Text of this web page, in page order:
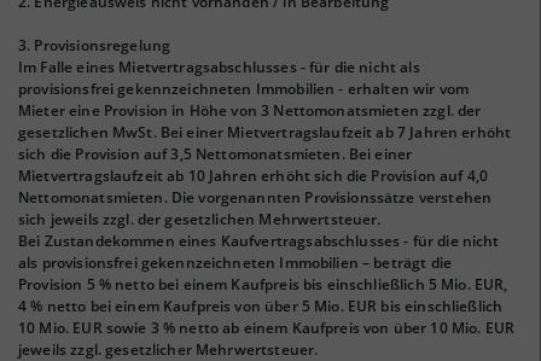
3. Provisionsregelung
Im Falle eines Mietvertragsabschlusses - für die nicht als
provisionsfrei gekennzeichneten Immobilien - erhalten wir vom
Mieter eine Provision in Höhe von 3 Nettomonatsmieten zzgl. der
gesetzlichen MwSt. Bei einer Mietvertragslaufzeit ab 7 Jahren erhöht
sich die Provision auf 3,5 Nettomonatsmieten. Bei einer
Mietvertragslaufzeit ab 10 Jahren erhöht sich die Provision auf 4,0
Nettomonatsmieten. Die vorgenannten Provisionssätze verstehen
sich jeweils zzgl. der gesetzlichen Mehrwertsteuer.
Bei Zustandekommen eines Kaufvertragsabschlusses - für die nicht
als provisionsfrei gekennzeichneten Immobilien – beträgt die
Provision 5 % netto bei einem Kaufpreis bis einschließlich 5 Mio. EUR,
4 % netto bei einem Kaufpreis von über 5 Mio. EUR bis einschließlich
10 Mio. EUR sowie 3 % netto ab einem Kaufpreis von über 10 Mio. EUR
jeweils zzgl. gesetzlicher Mehrwertsteuer.